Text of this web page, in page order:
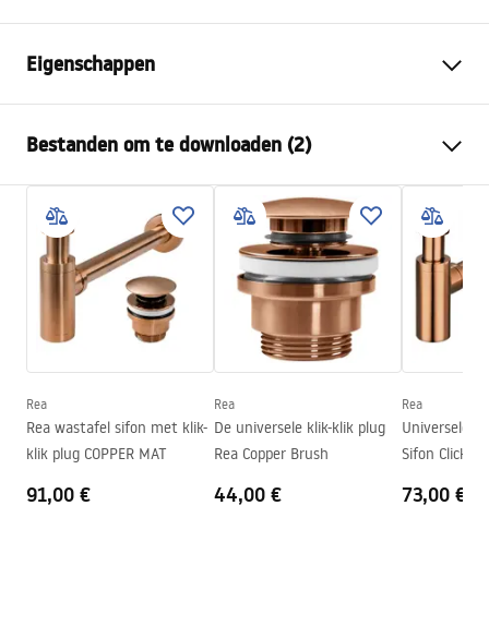
Eigenschappen
Materiaal
Sanitair keramiek
Kleur
Steenlook
Afwerking
Glanzend
Lengte
465mm
Breedte
330mm
Hoogte
135mm
105mm
Vorm
Kraangat
Nee
Bestanden om te downloaden (2)
Montagehandleiding
Basin.pdf
Garantievoorwaarden
Warranty_Terms_and_Conditions_Basins_-_5.pdf
Rea
Rea wastafel sifon met klik-
klik plug COPPER MAT
91,00 €
Rea
De universele klik-klik plug
Rea Copper Brush
44,00 €
Rea
Universele
Sifon Click-
73,00 €